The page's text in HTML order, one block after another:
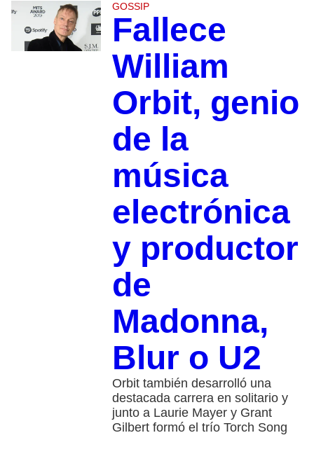
GOSSIP
Fallece
William
Orbit, genio
de la
música
electrónica
y productor
de
Madonna,
Blur o U2
Orbit también desarrolló una
destacada carrera en solitario y
junto a Laurie Mayer y Grant
Gilbert formó el trío Torch Song